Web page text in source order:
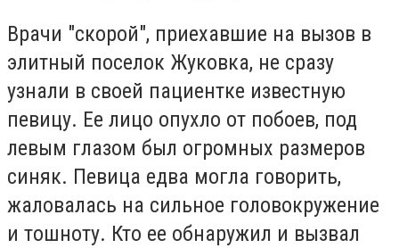
Врачи "скорой", приехавшие на вызов в
элитный поселок Жуковка, не сразу
узнали в своей пациентке известную
певицу. Ее лицо опухло от побоев, под
левым глазом был огромных размеров
синяк. Певица едва могла говорить,
жаловалась на сильное головокружение
и тошноту. Кто ее обнаружил и вызвал